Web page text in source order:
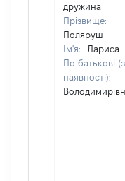
дружина
Прізвище:
Поляруш
Ім'я:
Лариса
По батькові
наявності):